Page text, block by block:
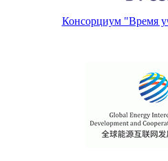
Консорциум "Время